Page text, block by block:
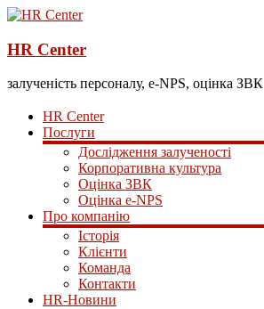
HR Center
залученість персоналу, e-NPS, оцінка ЗВК
HR Center
Послуги
Дослідження залученості
Корпоративна культура
Оцінка ЗВК
Оцінка e-NPS
Про компанію
Історія
Клієнти
Команда
Контакти
HR-Новини